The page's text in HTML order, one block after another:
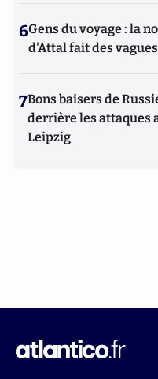
6Gens du voyage : la
d'Attal fait des vagues
7Bons baisers de
derrière les attaques
Leipzig